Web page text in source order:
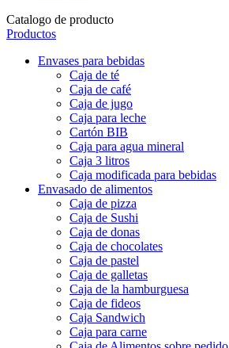
Catalogo de producto
Productos
Envases para bebidas
Caja de té
Caja de café
Caja de jugo
Caja para leche
Cartón BIB
Caja para agua mineral
Caja 3 litros
Caja modificada para bebidas
Envasado de alimentos
Caja de pizza
Caja de Sushi
Caja de donas
Caja de chocolates
Caja de pastel
Caja de galletas
Caja de la hamburguesa
Caja de fideos
Caja Sandwich
Caja para carne